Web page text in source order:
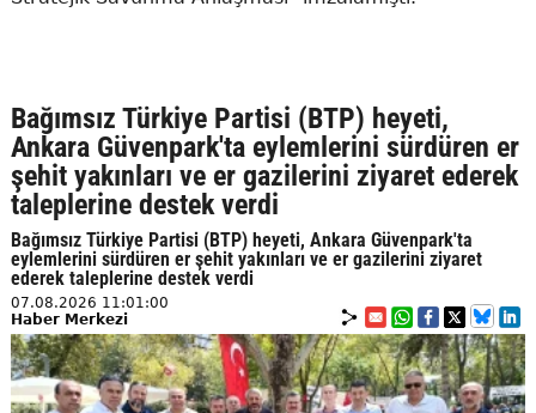
Bağımsız Türkiye Partisi (BTP) heyeti,
Ankara Güvenpark'ta eylemlerini sürdüren er
şehit yakınları ve er gazilerini ziyaret ederek
taleplerine destek verdi
Bağımsız Türkiye Partisi (BTP) heyeti, Ankara Güvenpark'ta
eylemlerini sürdüren er şehit yakınları ve er gazilerini ziyaret
ederek taleplerine destek verdi
07.08.2026 11:01:00
Haber Merkezi